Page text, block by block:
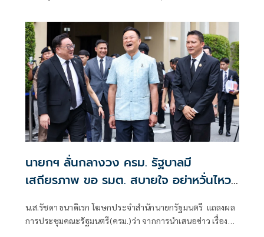
ที่เป็นพรรคที่ทุกฝั่งลืมได้ไงเนี้ย
นายกฯ ลั่นกลางวง ครม. รัฐบาลมี
เสถียรภาพ ขอ รมต. สบายใจ อย่าหวั่นไหว
น.ส.รัชดา ธนาดิเรก โฆษกประจำสำนักนายกรัฐมนตรี แถลงผล
การประชุมคณะรัฐมนตรี(ครม.)ว่า จากการนำเสนอข่าว เรื่อง